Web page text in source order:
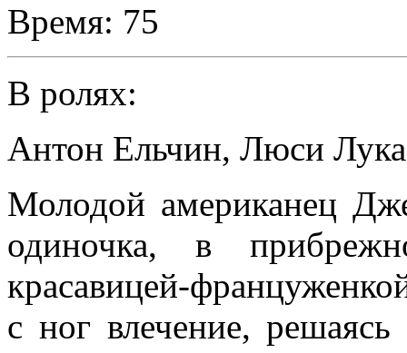
Время: 75
В ролях:
Антон Ельчин, Люси
Молодой американец
одиночка, в
красавицей-
с ног влечение,